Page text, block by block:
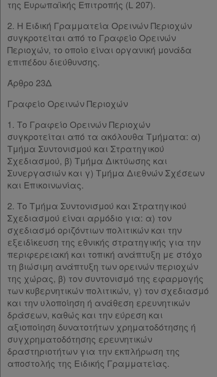
Χρήσιμα
Assistant
Νομολογία
Kodiko
Forum
Αναζήτηση
Κ.Α.Δ.
Διακρατικές
Συμφωνίες
Ελλάδας
της Ευρωπαϊκής Επιτροπής (L 207).
2. Η Ειδική Γραμματεία Ορεινών Περιοχών
συγκροτείται από το Γραφείο Ορεινών
Περιοχών, το οποίο είναι οργανική μονάδα
επιπέδου διεύθυνσης.
Άρθρο 23Δ
Γραφείο Ορεινών Περιοχών
1. Το Γραφείο Ορεινών Περιοχών
συγκροτείται από τα ακόλουθα Τμήματα: α)
Τμήμα Συντονισμού και Στρατηγικού
Σχεδιασμού, β) Τμήμα Δικτύωσης και
Συνεργασιών και γ) Τμήμα Διεθνών Σχέσεων
και Επικοινωνίας.
2. Το Τμήμα Συντονισμού και Στρατηγικού
Σχεδιασμού είναι αρμόδιο για: α) τον
σχεδιασμό οριζόντιων πολιτικών και την
εξειδίκευση της εθνικής στρατηγικής για την
περιφερειακή και τοπική ανάπτυξη με στόχο
τη βιώσιμη ανάπτυξη των ορεινών περιοχών
της χώρας, β) τον συντονισμό της εφαρμογής
των κυβερνητικών πολιτικών, γ) τον σχεδιασμό
και την υλοποίηση ή ανάθεση ερευνητικών
δράσεων, καθώς και την εύρεση και
αξιοποίηση δυνατοτήτων χρηματοδότησης ή
συγχρηματοδότησης ερευνητικών
δραστηριοτήτων για την εκπλήρωση της
αποστολής της Ειδικής Γραμματείας.